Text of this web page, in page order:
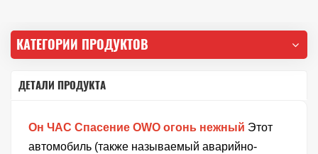
КАТЕГОРИИ ПРОДУКТОВ
ДЕТАЛИ ПРОДУКТА
Он ЧАС Спасение OWO огонь нежный Этот
автомобиль (также называемый аварийно-